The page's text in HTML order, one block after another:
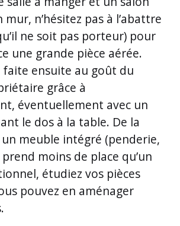
n’hésitez pas à l’abattre
ne soit pas porteur) pour
une grande pièce aérée.
faite ensuite au goût du
grâce à
éventuellement avec un
le dos à la table. De la
meuble intégré (penderie,
moins de place qu’un
étudiez vos pièces
pouvez en aménager